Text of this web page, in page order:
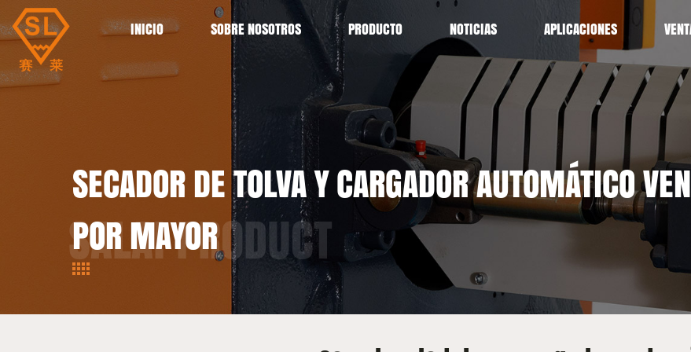
INICIO SOBRE NOSOTROS PRODUCTO NOTICIAS APLICACIONES
SECADOR DE TOLVA Y CARGADOR AUTOMÁTICO
POR MAYOR